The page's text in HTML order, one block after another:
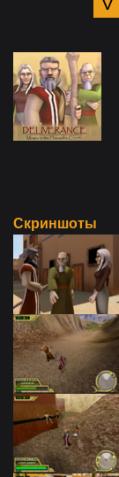
Скриншоты